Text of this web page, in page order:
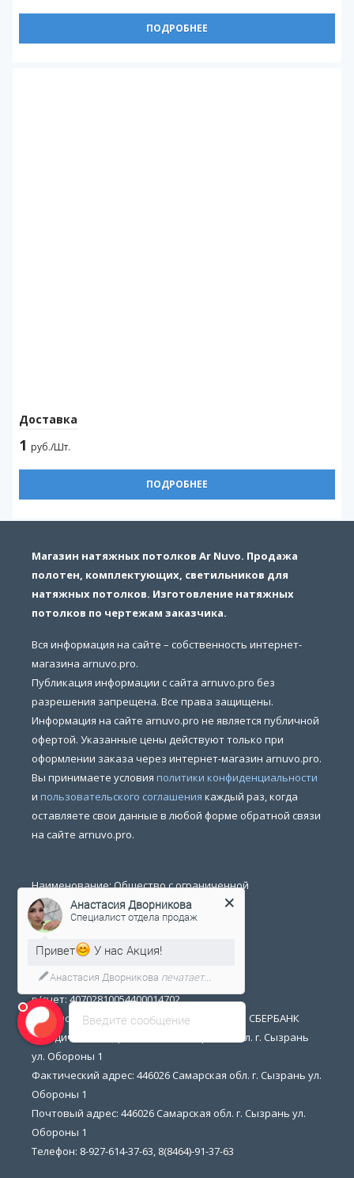
ПОДРОБНЕЕ
Доставка
1 руб./Шт.
ПОДРОБНЕЕ
Магазин натяжных потолков Ar Nuvo. Продажа
полотен, комплектующих, светильников для
натяжных потолков. Изготовление натяжных
потолков по чертежам заказчика.
Вся информация на сайте – собственность интернет-
магазина arnuvo.pro.
Публикация информации с сайта arnuvo.pro без
разрешения запрещена. Все права защищены.
Информация на сайте arnuvo.pro не является публичной
офертой. Указанные цены действуют только при
оформлении заказа через интернет-магазин arnuvo.pro.
Вы принимаете условия политики конфиденциальности
и пользовательского соглашения каждый раз, когда
оставляете свои данные в любой форме обратной связи
на сайте arnuvo.pro.
Наименование: Общество с ограниченной
ответственностью "Аспект"
ИНН: 6325064174
КПП: 632501001
ОГРН: 1146325002361
БИК: 043601607
р/счет: 40702810054400014702
Банк получателя: ПОВОЛЖСКИЙ БАНК ПАО СБЕРБАНК
Юридический адрес: 446026 Самарская обл. г. Сызрань
ул. Обороны 1
Фактический адрес: 446026 Самарская обл. г. Сызрань ул.
Обороны 1
Почтовый адрес: 446026 Самарская обл. г. Сызрань ул.
Обороны 1
Телефон: 8-927-614-37-63, 8(8464)-91-37-63
Введите сообщение
Анастасия Дворникова
Специалист отдела продаж
Привет У нас Акция!
Анастасия Дворникова печатает...